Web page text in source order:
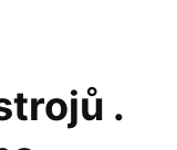
.